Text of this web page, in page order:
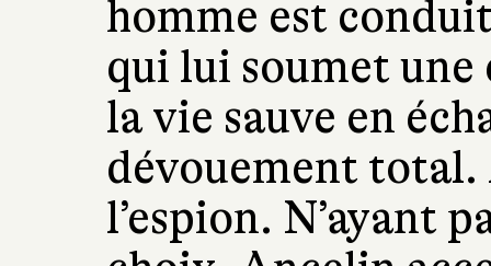
homme est
qui lui soumet
la vie sauve en
dévouement
l’espion. N’ayant